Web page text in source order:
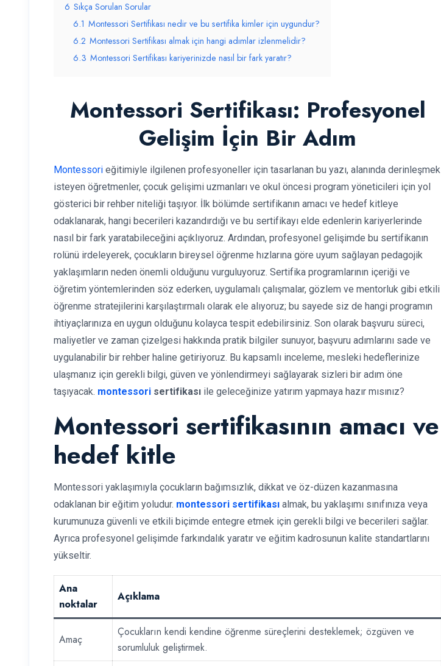
6 Sıkça Sorulan Sorular
6.1 Montessori Sertifikası nedir ve bu sertifika kimler için uygundur?
6.2 Montessori Sertifikası almak için hangi adımlar izlenmelidir?
6.3 Montessori Sertifikası kariyerinizde nasıl bir fark yaratır?
Montessori Sertifikası: Profesyonel
Gelişim İçin Bir Adım
Montessori eğitimiyle ilgilenen profesyoneller için tasarlanan bu yazı, alanında derinleşmek
isteyen öğretmenler, çocuk gelişimi uzmanları ve okul öncesi program yöneticileri için yol
gösterici bir rehber niteliği taşıyor. İlk bölümde sertifikanın amacı ve hedef kitleye
odaklanarak, hangi becerileri kazandırdığı ve bu sertifikayı elde edenlerin kariyerlerinde
nasıl bir fark yaratabileceğini açıklıyoruz. Ardından, profesyonel gelişimde bu sertifikanın
rolünü irdeleyerek, çocukların bireysel öğrenme hızlarına göre uyum sağlayan pedagojik
yaklaşımların neden önemli olduğunu vurguluyoruz. Sertifika programlarının içeriği ve
öğretim yöntemlerinden söz ederken, uygulamalı çalışmalar, gözlem ve mentorluk gibi etkili
öğrenme stratejilerini karşılaştırmalı olarak ele alıyoruz; bu sayede siz de hangi programın
ihtiyaçlarınıza en uygun olduğunu kolayca tespit edebilirsiniz. Son olarak başvuru süreci,
maliyetler ve zaman çizelgesi hakkında pratik bilgiler sunuyor, başvuru adımlarını sade ve
uygulanabilir bir rehber haline getiriyoruz. Bu kapsamlı inceleme, mesleki hedeflerinize
ulaşmanız için gerekli bilgi, güven ve yönlendirmeyi sağlayarak sizleri bir adım öne
taşıyacak. montessori sertifikası ile geleceğinize yatırım yapmaya hazır mısınız?
Montessori sertifikasının amacı ve
hedef kitle
Montessori yaklaşımıyla çocukların bağımsızlık, dikkat ve öz-düzen kazanmasına
odaklanan bir eğitim yoludur. montessori sertifikası almak, bu yaklaşımı sınıfınıza veya
kurumunuza güvenli ve etkili biçimde entegre etmek için gerekli bilgi ve becerileri sağlar.
Ayrıca profesyonel gelişimde farkındalık yaratır ve eğitim kadrosunun kalite standartlarını
yükseltir.
Ana
noktalar
Açıklama
Amaç
Çocukların kendi kendine öğrenme süreçlerini desteklemek; özgüven ve
sorumluluk geliştirmek.